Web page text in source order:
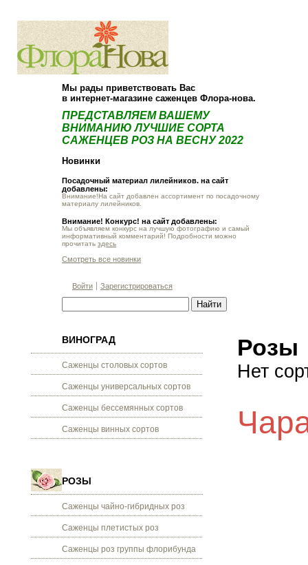
Мы рады приветствовать Вас
в интернет-магазине саженцев Флора-нова.
ПРЕДСТАВЛЯЕМ ВАШЕМУ
ВНИМАНИЮ ЛУЧШИЕ СОРТА
САЖЕНЦЕВ РОЗ НА ВЕСНУ 2022
Новинки
Посадочный материал лилейников. на сайт
добавлены:
Внимание!На сайт добавлен ассортимент по посадочному
материалу лилейников.
Внимание! Конкурс! на сайт добавлены:
Мы объявляем конкурс на лучшую фотографию и самый
информативный комментарий! Подробности можно
прочитать здесь
Смотреть все новинки
Войти Зарегистрироваться
ВИНОГРАД
Саженцы столовых сортов
Саженцы универсальных сортов
Саженцы бессемянных сортов
Саженцы винных сортов
РОЗЫ
Саженцы чайно-гибридных роз
Саженцы плетистых роз
Саженцы роз группы флорибунда
Розы
Нет